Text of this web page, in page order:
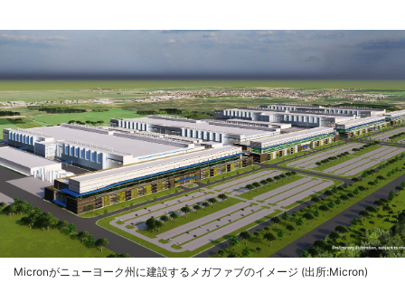
Micronがニューヨーク州に建設するメガファブのイメージ (出所:Micron)